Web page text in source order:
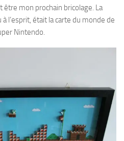
mon prochain bricolage. La
l’esprit, était la carte du monde de
Nintendo.